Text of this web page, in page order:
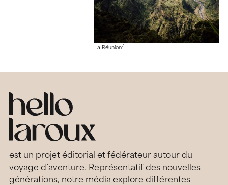
La Réunion7
est un projet éditorial et fédérateur autour du
voyage d’aventure. Représentatif des nouvelles
générations, notre média explore différentes